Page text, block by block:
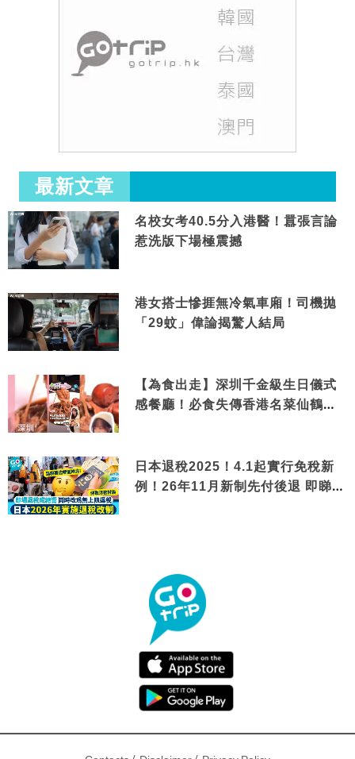
最新文章
名校女考40.5分入港醫！囂張言論
惹洗版下場極震撼
港女搭士慘捱無冷氣車廂！司機拋
「29蚊」偉論揭驚人結局
【為食出走】深圳千金級生日儀式
感餐廳！必食失傳香港名菜仙鶴神
日本退稅2025！4.1起實行免稅新
例！26年11月新制先付後退 即睇步